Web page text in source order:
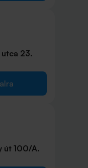
utca 23.
út 100/A.